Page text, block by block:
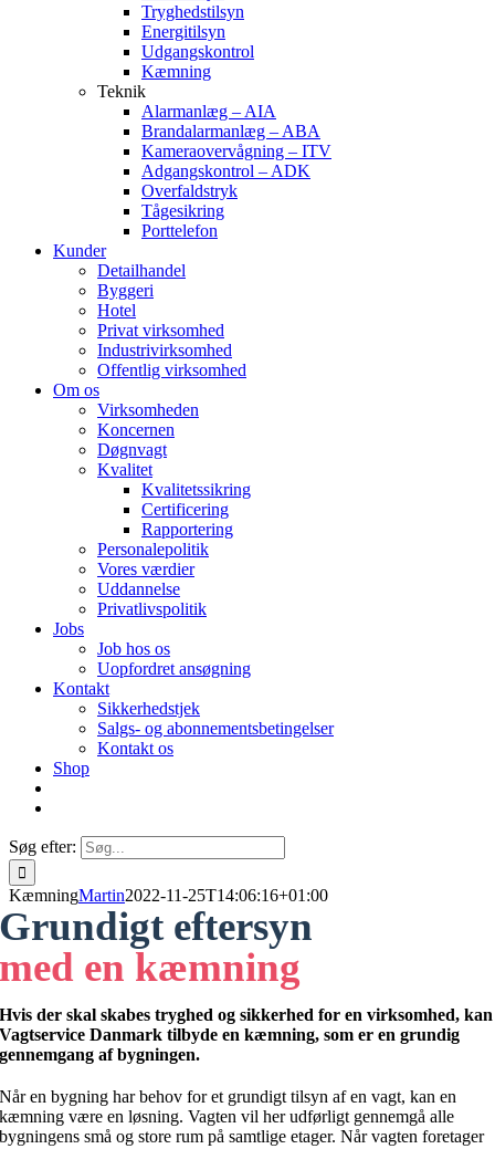
Tryghedstilsyn
Energitilsyn
Udgangskontrol
Kæmning
Teknik
Alarmanlæg – AIA
Brandalarmanlæg – ABA
Kameraovervågning – ITV
Adgangskontrol – ADK
Overfaldstryk
Tågesikring
Porttelefon
Kunder
Detailhandel
Byggeri
Hotel
Privat virksomhed
Industrivirksomhed
Offentlig virksomhed
Om os
Virksomheden
Koncernen
Døgnvagt
Kvalitet
Kvalitetssikring
Certificering
Rapportering
Personalepolitik
Vores værdier
Uddannelse
Privatlivspolitik
Jobs
Job hos os
Uopfordret ansøgning
Kontakt
Sikkerhedstjek
Salgs- og abonnementsbetingelser
Kontakt os
Shop
Søg efter:
KæmningMartin2022-11-25T14:06:16+01:00
Grundigt eftersyn
med en kæmning
Hvis der skal skabes tryghed og sikkerhed for en virksomhed, kan
Vagtservice Danmark tilbyde en kæmning, som er en grundig
gennemgang af bygningen.
Når en bygning har behov for et grundigt tilsyn af en vagt, kan en
kæmning være en løsning. Vagten vil her udførligt gennemgå alle
bygningens små og store rum på samtlige etager. Når vagten foretager